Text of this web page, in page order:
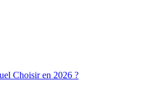
Choisir en 2026 ?